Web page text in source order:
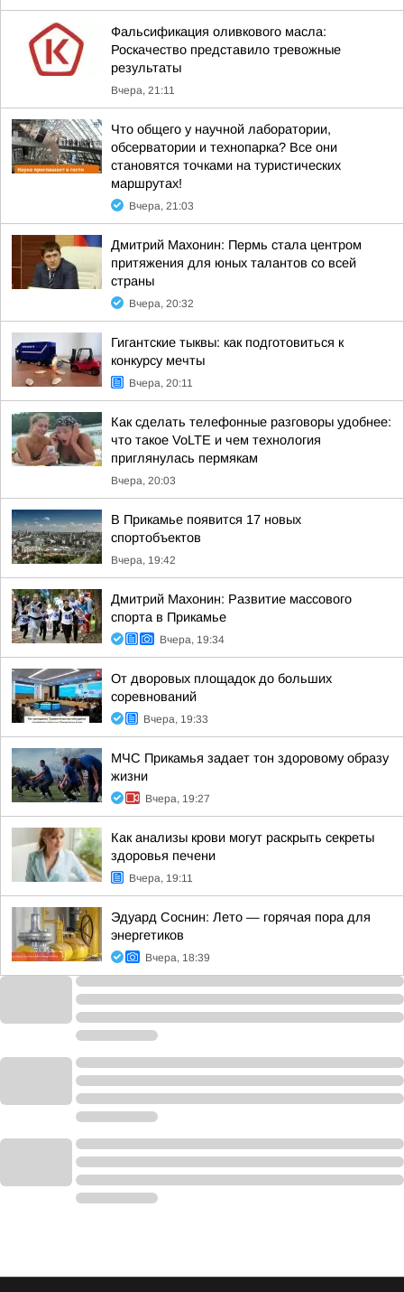
Фальсификация оливкового масла:
Роскачество представило тревожные
результаты
Вчера, 21:11
Что общего у научной лаборатории,
обсерватории и технопарка? Все они
становятся точками на туристических
маршрутах!
Вчера, 21:03
Дмитрий Махонин: Пермь стала центром
притяжения для юных талантов со всей
страны
Вчера, 20:32
Гигантские тыквы: как подготовиться к
конкурсу мечты
Вчера, 20:11
Как сделать телефонные разговоры удобнее:
что такое VoLTE и чем технология
приглянулась пермякам
Вчера, 20:03
В Прикамье появится 17 новых
спортобъектов
Вчера, 19:42
Дмитрий Махонин: Развитие массового
спорта в Прикамье
Вчера, 19:34
От дворовых площадок до больших
соревнований
Вчера, 19:33
МЧС Прикамья задает тон здоровому образу
жизни
Вчера, 19:27
Как анализы крови могут раскрыть секреты
здоровья печени
Вчера, 19:11
Эдуард Соснин: Лето — горячая пора для
энергетиков
Вчера, 18:39